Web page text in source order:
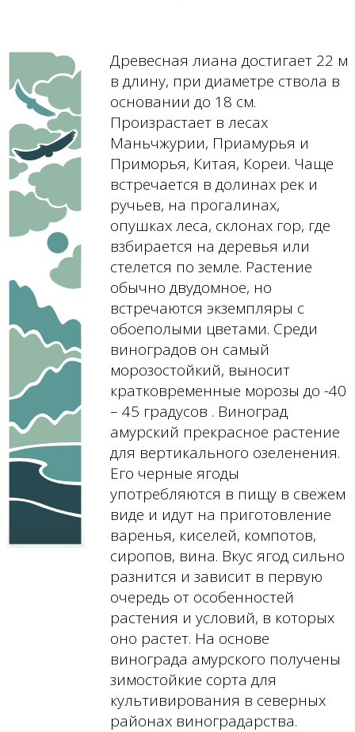
Древесная лиана достигает 22 м
в длину, при диаметре ствола в
основании до 18 см.
Произрастает в лесах
Маньчжурии, Приамурья и
Приморья, Китая, Кореи. Чаще
встречается в долинах рек и
ручьев, на прогалинах,
опушках леса, склонах гор, где
взбирается на деревья или
стелется по земле. Растение
обычно двудомное, но
встречаются экземпляры с
обоеполыми цветами. Среди
виноградов он самый
морозостойкий, выносит
кратковременные морозы до -40
– 45 градусов . Виноград
амурский прекрасное растение
для вертикального озеленения.
Его черные ягоды
употребляются в пищу в свежем
виде и идут на приготовление
варенья, киселей, компотов,
сиропов, вина. Вкус ягод сильно
разнится и зависит в первую
очередь от особенностей
растения и условий, в которых
оно растет. На основе
винограда амурского получены
зимостойкие сорта для
культивирования в северных
районах виноградарства.